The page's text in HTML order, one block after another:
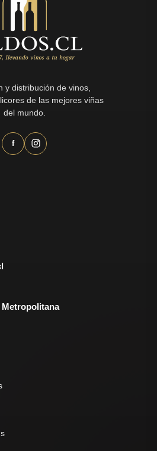
y distribución de vinos,
de las mejores viñas
del mundo.
f